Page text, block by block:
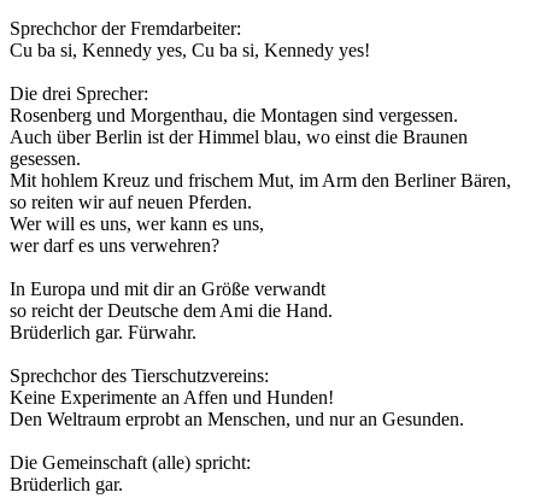
Sprechchor der Fremdarbeiter:
Cu ba si, Kennedy yes, Cu ba si, Kennedy yes!
Die drei Sprecher:
Rosenberg und Morgenthau, die Montagen sind vergessen.
Auch über Berlin ist der Himmel blau, wo einst die Braunen
gesessen.
Mit hohlem Kreuz und frischem Mut, im Arm den Berliner Bären,
so reiten wir auf neuen Pferden.
Wer will es uns, wer kann es uns,
wer darf es uns verwehren?
In Europa und mit dir an Größe verwandt
so reicht der Deutsche dem Ami die Hand.
Brüderlich gar. Fürwahr.
Sprechchor des Tierschutzvereins:
Keine Experimente an Affen und Hunden!
Den Weltraum erprobt an Menschen, und nur an Gesunden.
Die Gemeinschaft (alle) spricht:
Brüderlich gar.